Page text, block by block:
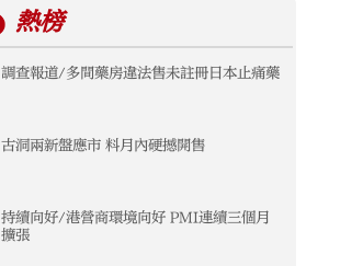
熱榜
調查報道/多間藥房違法售未註冊日本止痛藥
古洞兩新盤應市 料月內硬撼開售
持續向好/港營商環境向好 PMI連續三個月
擴張